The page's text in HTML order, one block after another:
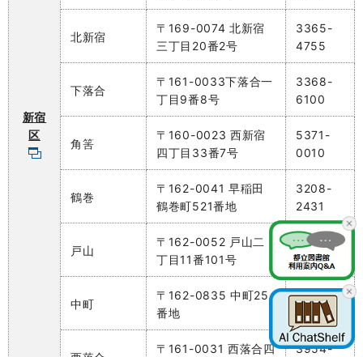
新宿
区
北新宿
〒169-0074 北新宿
三丁目20番2号
3365-
4755
下落合
〒161-0033下落合一
丁目9番8号
3368-
6100
角筈
〒160-0023 西新宿
四丁目33番7号
5371-
0010
鶴巻
〒162-0041 早稲田
鶴巻町521番地
3208-
2431
戸山
〒162-0052 戸山二
丁目11番101号
3207-
1191
中町
〒162-0835 中町25
番地
3267-
3121
〒161-0031 西落合四 3954-